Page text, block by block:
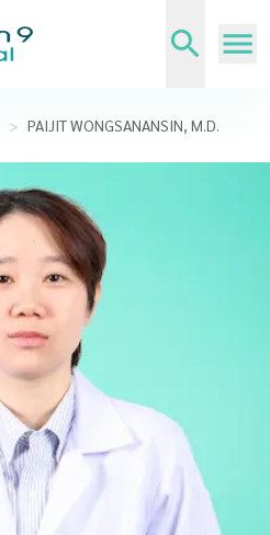
> PAIJIT WONGSANANSIN, M.D.